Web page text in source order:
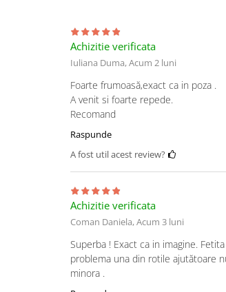
Achizitie verificata
Iuliana Duma,Acum 2 luni
Foarte frumoasă,exact ca in poza .
A venit si foarte repede.
Recomand
Raspunde
A fost util acest review?
Achizitie verificata
Coman Daniela,Acum 3 luni
Superba ! Exact ca in imagine.
problema una din rotile ajutătoare
minora .